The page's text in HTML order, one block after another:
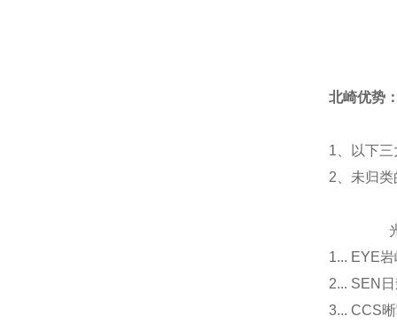
北崎优势
1、以下
2、未归
光源
1... EYE
2... SEN
3... CCS